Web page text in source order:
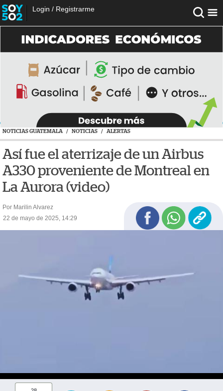
Login / Registrarme
NOTICIAS GUATEMALA / NOTICIAS / ALERTAS
Así fue el aterrizaje de un Airbus
A330 proveniente de Montreal en
La Aurora (video)
Por Marilin Alvarez
22 de mayo de 2025, 14:29